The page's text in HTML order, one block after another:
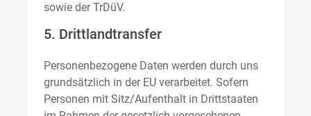
sowie der TrDüV.
5. Drittlandtransfer
Personenbezogene Daten werden durch uns
grundsätzlich in der EU verarbeitet. Sofern
Personen mit Sitz/Aufenthalt in Drittstaaten